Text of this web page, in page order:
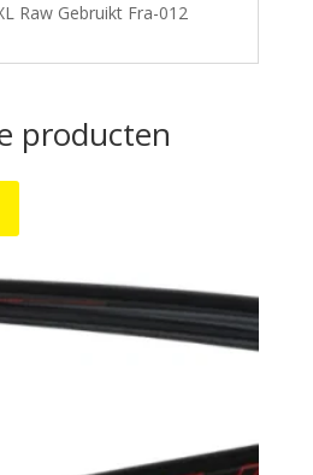
Raw Gebruikt Fra-012
producten